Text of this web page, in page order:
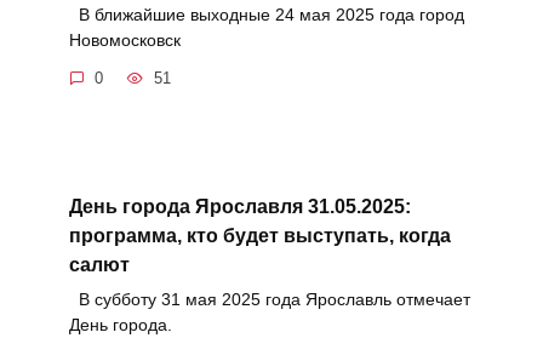
В ближайшие выходные 24 мая 2025 года город
Новомосковск
0 51
День города Ярославля 31.05.2025:
программа, кто будет выступать, когда
салют
В субботу 31 мая 2025 года Ярославль отмечает
День города.